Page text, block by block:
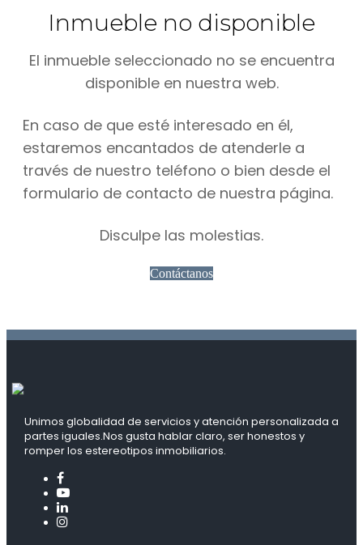
Inmueble no disponible
El inmueble seleccionado no se encuentra
disponible en nuestra web.
En caso de que esté interesado en él,
estaremos encantados de atenderle a
través de nuestro teléfono o bien desde el
formulario de contacto de nuestra página.
Disculpe las molestias.
Contáctanos
Unimos globalidad de servicios y atención personalizada a
partes iguales.Nos gusta hablar claro, ser honestos y
romper los estereotipos inmobiliarios.